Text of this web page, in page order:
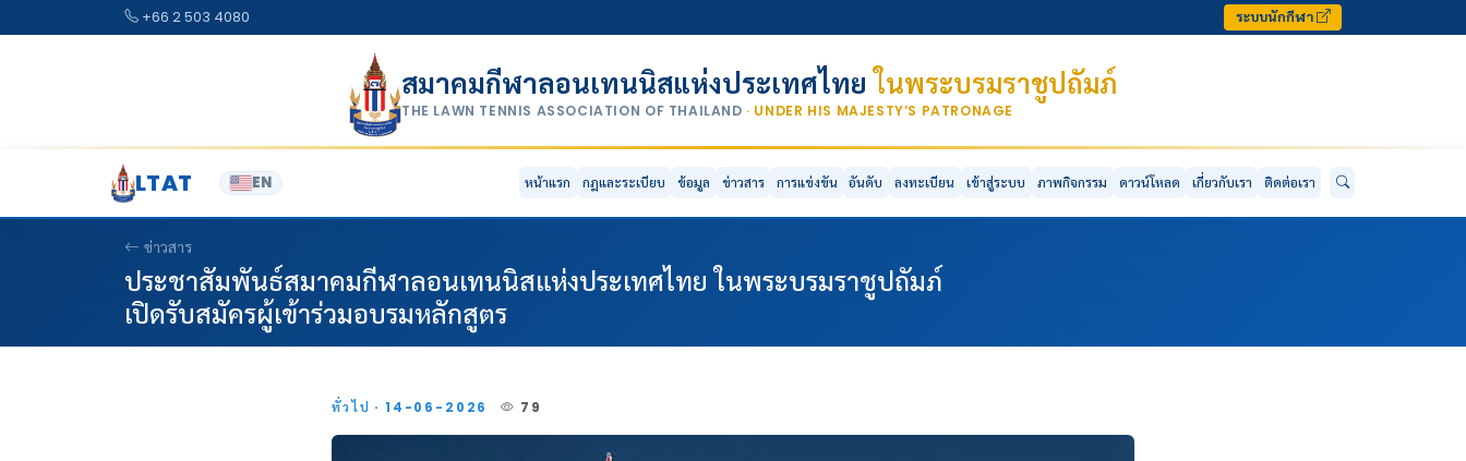
+66 2 503 4080 ระบบนักกีฬา
สมาคมกีฬาลอนเทนนิสแห่งประเทศไทยในพระบรมราชูปถัมภ์
THE LAWN TENNIS ASSOCIATION OF THAILAND · UNDER HIS MAJESTY’S PATRONAGE
LTAT EN หน้าแรก กฎและระเบียบ ข้อมูล ข่าวสาร การแข่งขัน อันดับ ลงทะเบียน เข้าสู่ระบบ ภาพกิจกรรม ดาวน์โหลด เกี่ยวกับเรา ติดต่อเรา
ข่าวสาร
ประชาสัมพันธ์สมาคมกีฬาลอนเทนนิสแห่งประเทศไทย ในพระบรมราชูปถัมภ์
เปิดรับสมัครผู้เข้าร่วมอบรมหลักสูตร
ทั่วไป · 14-06-2026 79